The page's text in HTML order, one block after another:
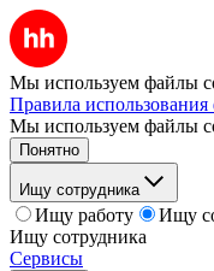
Мы используем файлы
Правила
Мы используем файлы
Понятно
Ищу сотрудника
Ищу работу
Ищу
Ищу сотрудника
Сервисы